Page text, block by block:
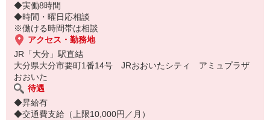
◆実働8時間
◆時間・曜日応相談
※働ける時間帯は相談
アクセス・勤務地
JR「大分」駅直結
大分県大分市要町1番14号 JRおおいたシティ アミュプラザ
おおいた
待遇
◆昇給有
◆交通費支給（上限10,000円／月）